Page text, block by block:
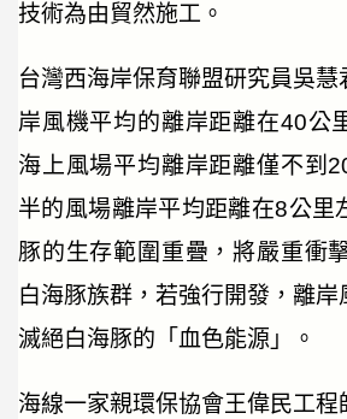
技術為由貿然施工。
台灣西海岸保育聯盟研究員吳
岸風機平均的離岸距離在40公
海上風場平均離岸距離僅不到
半的風場離岸平均距離在8公里
豚的生存範圍重疊，將嚴重衝
白海豚族群，若強行開發，離
滅絕白海豚的「血色能源」。
海線一家親環保協會王偉民工程